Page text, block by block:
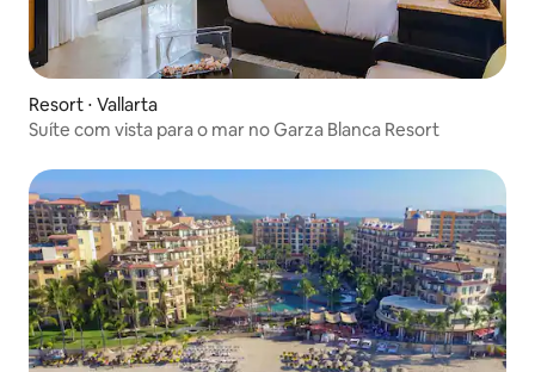
Resort ⋅ Vallarta
Suíte com vista para o mar no Garza Blanca Resort